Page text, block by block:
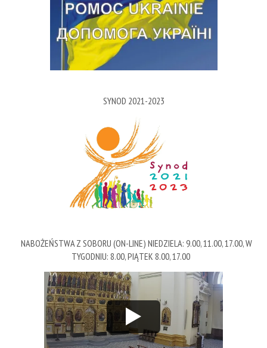
SYNOD 2021-2023
NABOŻEŃSTWA Z SOBORU (ON-LINE) NIEDZIELA: 9.00, 11.00, 17.00, W
TYGODNIU: 8.00, PIĄTEK 8.00, 17.00